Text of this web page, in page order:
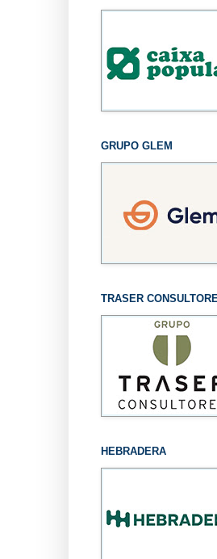
GRUPO GLEM
TRASER
HEBRADERA